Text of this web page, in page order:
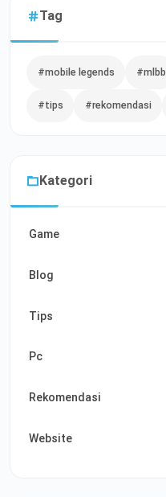
Tag
#mobile legends #mlbb
#tips #rekomendasi
Kategori
Game
Blog
Tips
Pc
Rekomendasi
Website